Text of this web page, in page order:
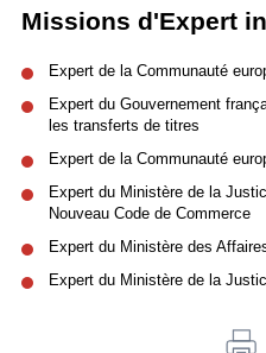
Missions d'Expert
Expert de la Communauté
Expert du Gouvernement
les transferts de titres
Expert de la Communauté
Expert du Ministère de la
Nouveau Code de Commerce
Expert du Ministère des
Expert du Ministère de la